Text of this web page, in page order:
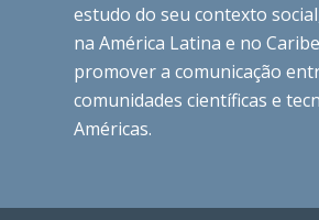
estudo do seu contexto
na América Latina e no
promover a comunicação
comunidades científicas e
Américas.